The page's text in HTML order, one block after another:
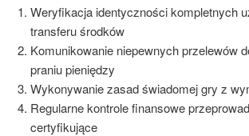
Weryfikacja identyczności kompletnych
transferu środków
Komunikowanie niepewnych przelewów
praniu pieniędzy
Wykonywanie zasad świadomej gry z
Regularne kontrole finansowe
certyfikujące